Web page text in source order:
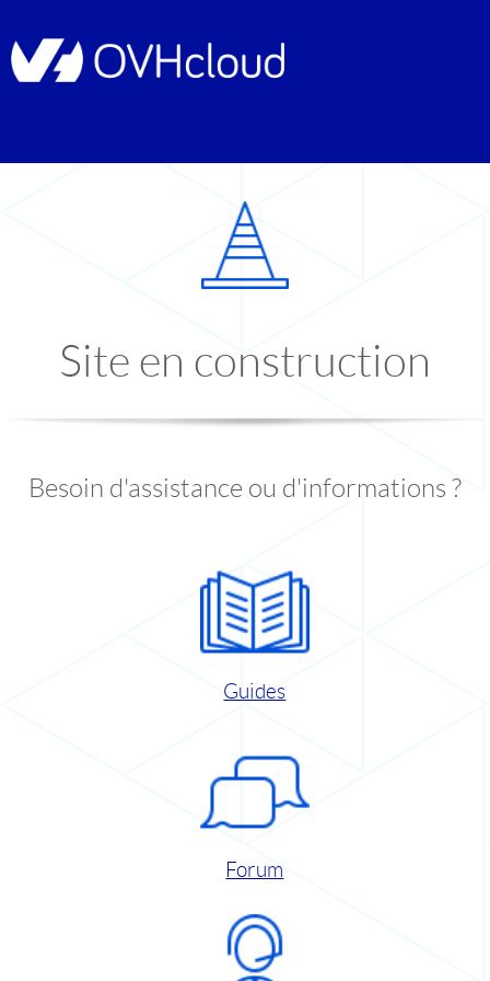
Site en construction
Besoin d'assistance ou d'informations ?
Guides
Forum